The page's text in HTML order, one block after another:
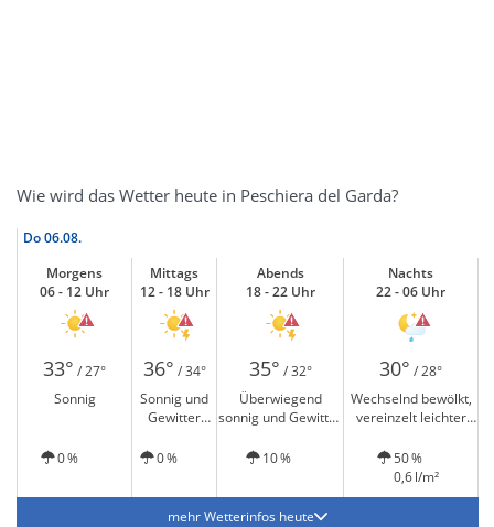
Wie wird das Wetter heute in Peschiera del Garda?
Do06.08.
Morgens
06 - 12 Uhr
Mittags
12 - 18 Uhr
Abends
18 - 22 Uhr
Nachts
22 - 06 Uhr
33° / 27° 36° / 34° 35° / 32° 30° / 28°
Sonnig
Sonnig und
Gewitter
Überwiegend
sonnig und Gewitter
Wechselnd bewölkt,
vereinzelt leichter
0 %
0 % 10 %
50 %
0,6 l/m²
mehr Wetterinfos heute